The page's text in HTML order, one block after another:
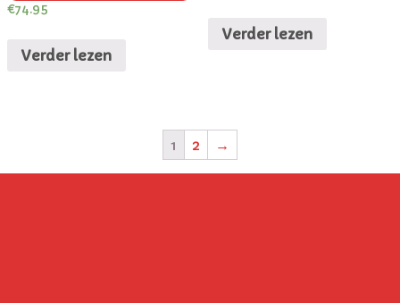
€74.95
Verder lezen
Verder lezen
1 2 →